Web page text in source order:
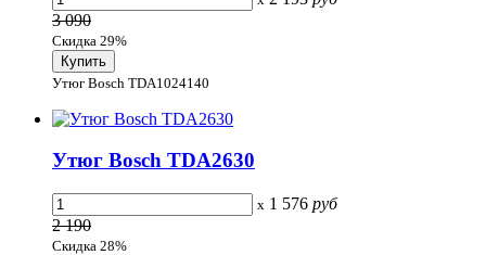
3 090
Скидка 29%
Утюг Bosch TDA1024140
Утюг Bosch TDA2630
x 1 576 руб
2 190
Скидка 28%